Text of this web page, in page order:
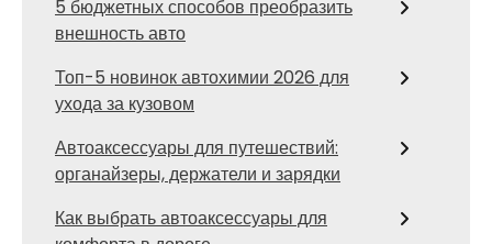
5 бюджетных способов преобразить
внешность авто
Топ-5 новинок автохимии 2026 для
ухода за кузовом
Автоаксессуары для путешествий:
органайзеры, держатели и зарядки
Как выбрать автоаксессуары для